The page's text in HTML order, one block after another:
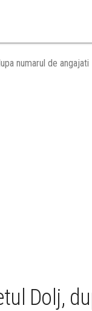
numarul de angajati
Dolj,